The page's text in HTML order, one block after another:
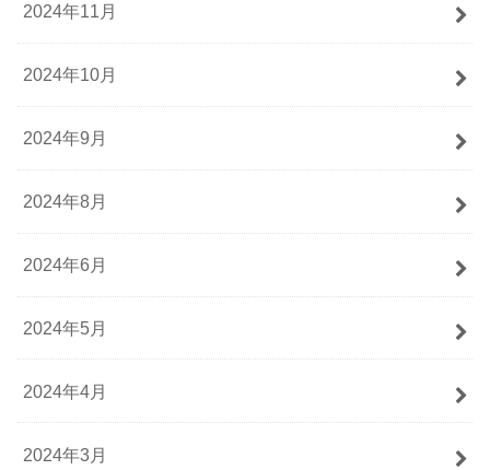
2024年11月
2024年10月
2024年9月
2024年8月
2024年6月
2024年5月
2024年4月
2024年3月